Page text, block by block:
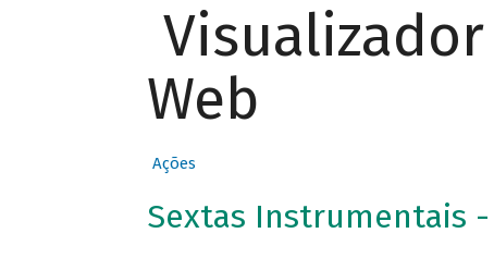
Web
Ações
Sextas Instrumentais -